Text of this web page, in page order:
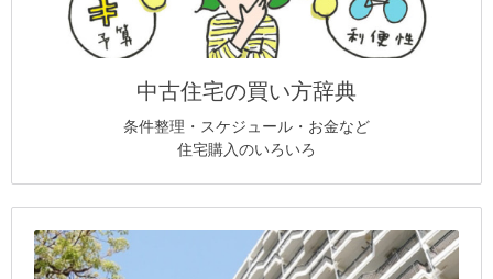
中古住宅の買い方辞典
条件整理・スケジュール・お金など
住宅購入のいろいろ